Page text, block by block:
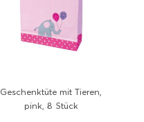
Geschenktüte mit Tieren,
pink, 8 Stück